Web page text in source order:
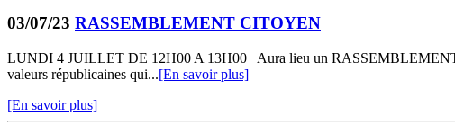
03/07/23 RASSEMBLEMENT CITOYEN
LUNDI 4 JUILLET DE 12H00 A 13H00 Aura lieu un RASSEMBLEMENT
valeurs républicaines qui...[En savoir plus]
[En savoir plus]